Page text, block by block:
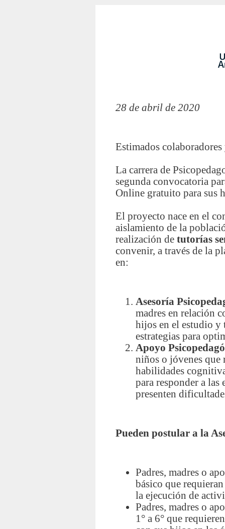
28 de abril de 2020
Estimados colaboradores
La carrera de
segunda convocatoria
Online gratuito para sus
El proyecto nace en el
aislamiento de la
realización de tutorías
convenir, a través de la
en:
Asesoría
madres en relación
hijos en el estudio y
estrategias para
Apoyo
niños o jóvenes que
habilidades
para responder a las
presenten
Pueden postular a la
Padres, madres o
básico que
la ejecución de
Padres, madres o
1° a 6° que